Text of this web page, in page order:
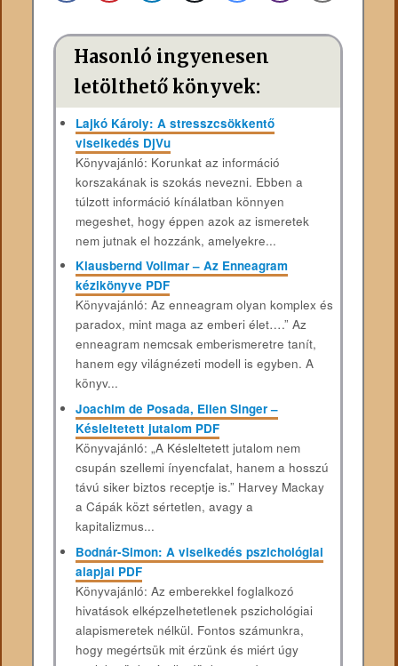
Hasonló ingyenesen
letölthető könyvek:
Lajkó Károly: A stresszcsökkentő
viselkedés DjVu
Könyvajánló: Korunkat az információ
korszakának is szokás nevezni. Ebben a
túlzott információ kínálatban könnyen
megeshet, hogy éppen azok az ismeretek
nem jutnak el hozzánk, amelyekre...
Klausbernd Vollmar – Az Enneagram
kézikönyve PDF
Könyvajánló: Az enneagram olyan komplex és
paradox, mint maga az emberi élet….” Az
enneagram nemcsak emberismeretre tanít,
hanem egy világnézeti modell is egyben. A
könyv...
Joachim de Posada, Ellen Singer –
Késleltetett jutalom PDF
Könyvajánló: „A Késleltetett jutalom nem
csupán szellemi ínyencfalat, hanem a hosszú
távú siker biztos receptje is.” Harvey Mackay
a Cápák közt sértetlen, avagy a
kapitalizmus...
Bodnár-Simon: A viselkedés pszichológiai
alapjai PDF
Könyvajánló: Az emberekkel foglalkozó
hivatások elképzelhetetlenek pszichológiai
alapismeretek nélkül. Fontos számunkra,
hogy megértsük mit érzünk és miért úgy